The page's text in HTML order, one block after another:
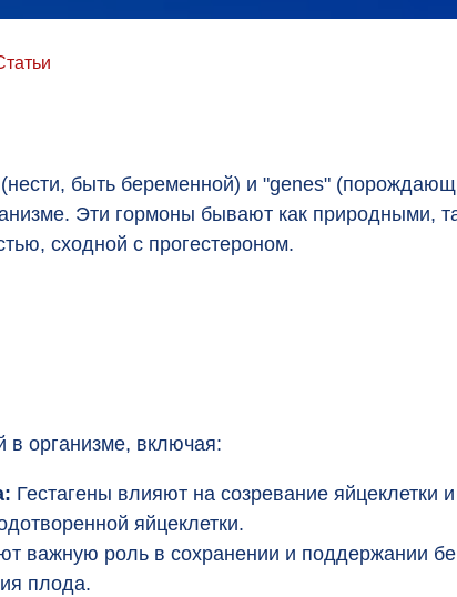
быть беременной) и "genes"
Эти гормоны бывают как природными,
сходной с прогестероном.
в организме, включая:
Гестагены влияют на созревание яйцеклетки
яйцеклетки.
важную роль в сохранении и поддержании
плода.